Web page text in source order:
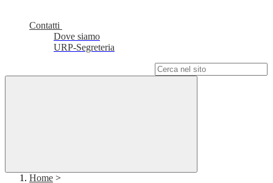
Contatti
Dove siamo
URP-Segreteria
Home >